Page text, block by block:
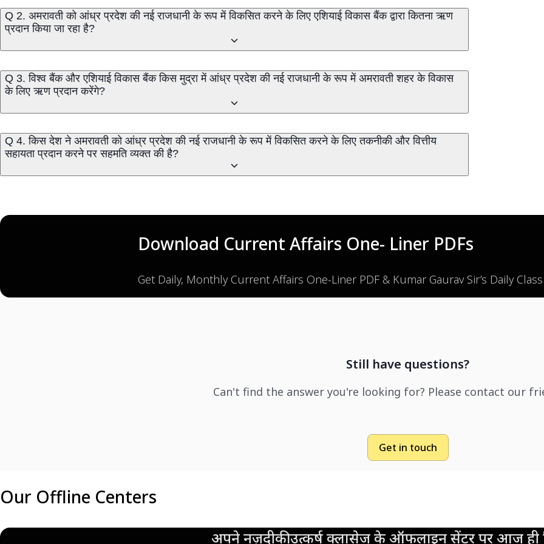
Q 2. अमरावती को आंध्र प्रदेश की नई राजधानी के रूप में विकसित करने के लिए एशियाई विकास बैंक द्वारा कितना ऋण
प्रदान किया जा रहा है?
Q 3. विश्व बैंक और एशियाई विकास बैंक किस मुद्रा में आंध्र प्रदेश की नई राजधानी के रूप में अमरावती शहर के विकास
के लिए ऋण प्रदान करेंगे?
Q 4. किस देश ने अमरावती को आंध्र प्रदेश की नई राजधानी के रूप में विकसित करने के लिए तकनीकी और वित्तीय
सहायता प्रदान करने पर सहमति व्यक्त की है?
Download Current Affairs One- Liner PDFs
Get Daily, Monthly Current Affairs One-Liner PDF & Kumar Gaurav Sir’s Daily
Still have questions?
Can't find the answer you're looking for? Please contact our
Get in touch
Our Offline Centers
अपने नज़दीकी उत्कर्ष क्लासेज के ऑफलाइन सेंटर पर आज ही